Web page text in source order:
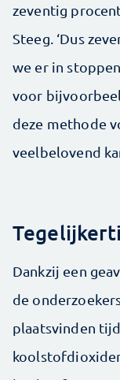
zeventig
Steeg. ‘Dus
we er in
voor
deze methode
veelbelovend
Dankzij een
de
plaatsvinden